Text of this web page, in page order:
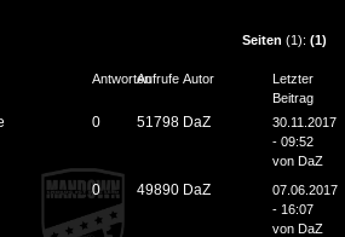
Seiten (1): (1)
AntwortenAufrufe Autor
Letzter
Beitrag
0 51798 DaZ
30.11.2017
- 09:52
vonDaZ
0 49890 DaZ
07.06.2017
- 16:07
vonDaZ